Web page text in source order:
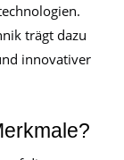
trägt dazu
innovativer